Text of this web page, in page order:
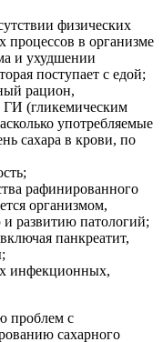
физических
процессов в организме
и ухудшении
поступает с едой;
рацион,
(гликемическим
употребляемые
сахара в крови, по
рафинированного
организмом,
развитию патологий;
панкреатит,
инфекционных,
проблем с
сахарного